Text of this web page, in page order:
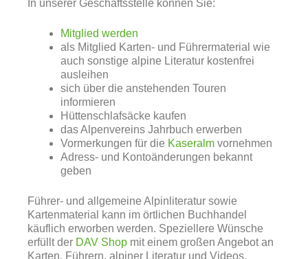
In unserer Geschäftsstelle können Sie:
Mitglied werden
als Mitglied Karten- und Führermaterial wie
auch sonstige alpine Literatur kostenfrei
ausleihen
sich über die anstehenden Touren
informieren
Hüttenschlafsäcke kaufen
das Alpenvereins Jahrbuch erwerben
Vormerkungen für die Kaseralm vornehmen
Adress- und Kontoänderungen bekannt
geben
Führer- und allgemeine Alpinliteratur sowie
Kartenmaterial kann im örtlichen Buchhandel
käuflich erworben werden. Speziellere Wünsche
erfüllt der DAV Shop mit einem großen Angebot an
Karten, Führern, alpiner Literatur und Videos,